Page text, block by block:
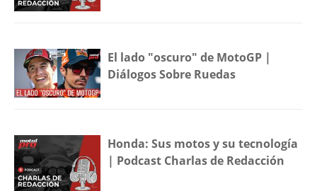
El lado "oscuro" de MotoGP |
Diálogos Sobre Ruedas
Honda: Sus motos y su tecnología
| Podcast Charlas de Redacción